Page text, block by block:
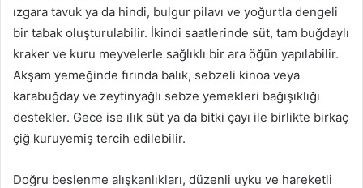
ızgara tavuk ya da hindi, bulgur pilavı ve yoğurtla dengeli
bir tabak oluşturulabilir. İkindi saatlerinde süt, tam buğdaylı
kraker ve kuru meyvelerle sağlıklı bir ara öğün yapılabilir.
Akşam yemeğinde fırında balık, sebzeli kinoa veya
karabuğday ve zeytinyağlı sebze yemekleri bağışıklığı
destekler. Gece ise ılık süt ya da bitki çayı ile birlikte birkaç
çiğ kuruyemiş tercih edilebilir.
Doğru beslenme alışkanlıkları, düzenli uyku ve hareketli